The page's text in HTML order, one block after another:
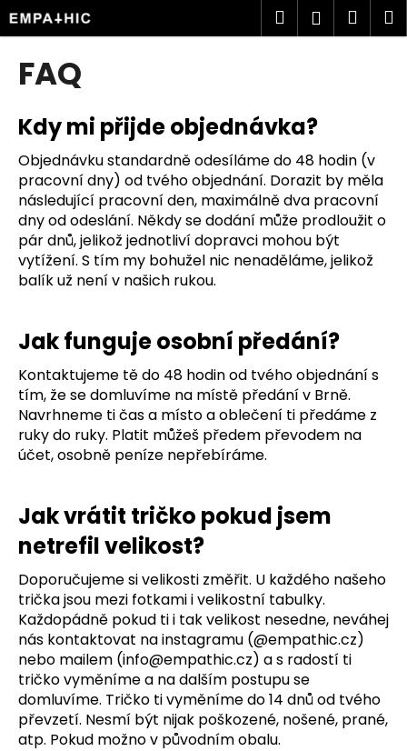
na
obsah
Hledat
FAQ
Kdy mi přijde objednávka?
Objednávku standardně odesíláme do 48 hodin (v
pracovní dny) od tvého objednání. Dorazit by měla
následující pracovní den, maximálně dva pracovní
dny od odeslání. Někdy se dodání může prodloužit o
pár dnů, jelikož jednotliví dopravci mohou být
vytížení. S tím my bohužel nic nenaděláme, jelikož
balík už není v našich rukou.
Jak funguje osobní předání?
Kontaktujeme tě do 48 hodin od tvého objednání s
tím, že se domluvíme na místě předání v Brně.
Navrhneme ti čas a místo a oblečení ti předáme z
ruky do ruky. Platit můžeš předem převodem na
účet, osobně peníze nepřebíráme.
Jak vrátit tričko pokud jsem
netrefil velikost?
Doporučujeme si velikosti změřit. U každého našeho
trička jsou mezi fotkami i velikostní tabulky.
Každopádně pokud ti i tak velikost nesedne, neváhej
nás kontaktovat na instagramu (@empathic.cz)
nebo mailem (info@empathic.cz) a s radostí ti
tričko vyměníme a na dalším postupu se
domluvíme. Tričko ti vyměníme do 14 dnů od tvého
převzetí. Nesmí být nijak poškozené, nošené, prané,
atp. Pokud možno v původním obalu.
K
o
o
p
o
t
ř
e
b
u
e
t
e
n
a
j
t
?
HLEDAT